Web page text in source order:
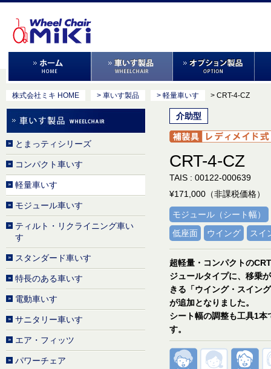
株式会社ミキ HOME > 車いす製品 > 軽量車いす > CRT-4-CZ
介助型
CRT-4-CZ
TAIS : 00122-000639
¥171,000（非課税価格）
モジュール（シート幅）
低座面
ウイング スイ
超軽量・コンパクトの
ジュールタイプに、移乗
きる「ウイング・スイン
が追加となりました。
シート幅の調整も工具1本
す。
とまっティシリーズ
コンパクト車いす
軽量車いす
モジュール車いす
ティルト・リクライニング車い
す
スタンダード車いす
特長のある車いす
電動車いす
サニタリー車いす
エア・フィッツ
パワーチェア